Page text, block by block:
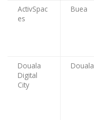
ActivSpac
es
Buea
Douala
Digital
City
Douala